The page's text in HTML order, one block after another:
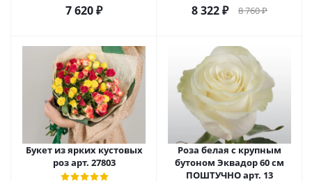
7 620₽ 8 322₽ 8 760₽
Букет из ярких кустовых
роз арт. 27803
Роза белая с крупным
бутоном Эквадор 60 см
ПОШТУЧНО арт. 13